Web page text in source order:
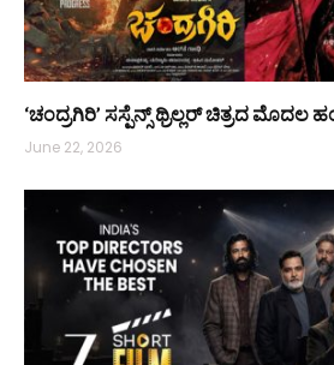
‘ಚಂದ್ರಗಿರಿ’ ಸಸ್ಪೆನ್ಸ್ ಥ್ರಿಲ್ಲರ್ ಚಿತ್ರದ
June 22, 2026